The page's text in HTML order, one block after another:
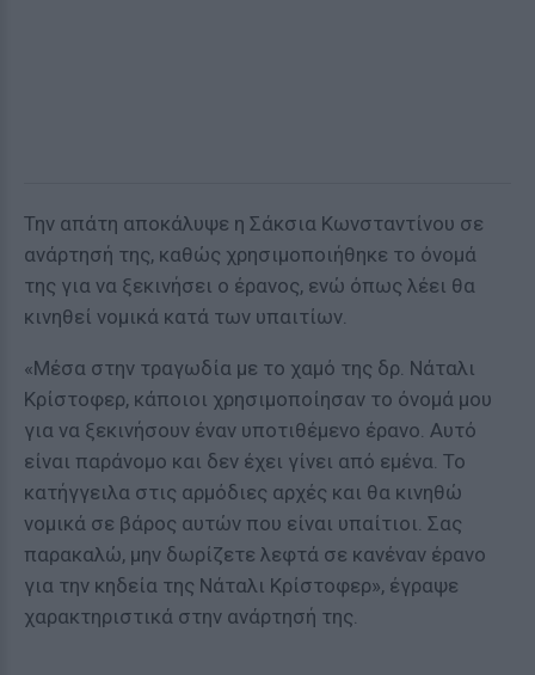
Την απάτη αποκάλυψε η Σάκσια Κωνσταντίνου σε
ανάρτησή της, καθώς χρησιμοποιήθηκε το όνομά
της για να ξεκινήσει ο έρανος, ενώ όπως λέει θα
κινηθεί νομικά κατά των υπαιτίων.
«Μέσα στην τραγωδία με το χαμό της δρ. Νάταλι
Κρίστοφερ, κάποιοι χρησιμοποίησαν το όνομά μου
για να ξεκινήσουν έναν υποτιθέμενο έρανο. Αυτό
είναι παράνομο και δεν έχει γίνει από εμένα. Το
κατήγγειλα στις αρμόδιες αρχές και θα κινηθώ
νομικά σε βάρος αυτών που είναι υπαίτιοι. Σας
παρακαλώ, μην δωρίζετε λεφτά σε κανέναν έρανο
για την κηδεία της Νάταλι Κρίστοφερ», έγραψε
χαρακτηριστικά στην ανάρτησή της.